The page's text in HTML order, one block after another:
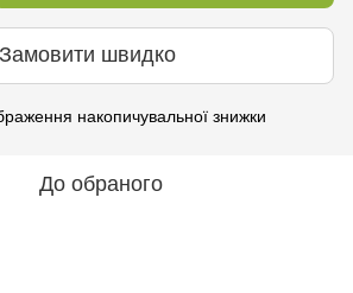
Замовити швидко
накопичувальної знижки
До обраного